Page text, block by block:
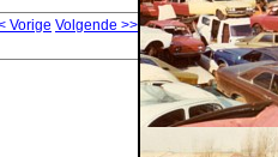
Vorige Volgende >>